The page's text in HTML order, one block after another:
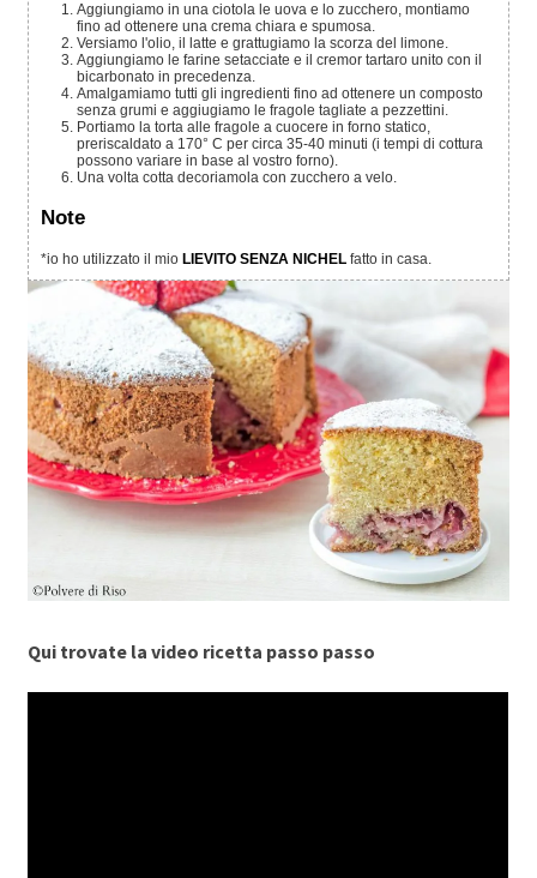
Aggiungiamo in una ciotola le uova e lo zucchero, montiamo
fino ad ottenere una crema chiara e spumosa.
Versiamo l'olio, il latte e grattugiamo la scorza del limone.
Aggiungiamo le farine setacciate e il cremor tartaro unito con il
bicarbonato in precedenza.
Amalgamiamo tutti gli ingredienti fino ad ottenere un composto
senza grumi e aggiugiamo le fragole tagliate a pezzettini.
Portiamo la torta alle fragole a cuocere in forno statico,
preriscaldato a 170° C per circa 35-40 minuti (i tempi di cottura
possono variare in base al vostro forno).
Una volta cotta decoriamola con zucchero a velo.
Note
*io ho utilizzato il mio LIEVITO SENZA NICHEL fatto in casa.
Qui trovate la video ricetta passo passo